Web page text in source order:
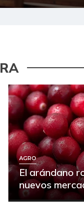
AGRO
El arándano
nuevos